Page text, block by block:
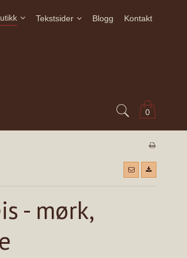
Tekstsider Blogg Kontakt
0
- mørk,